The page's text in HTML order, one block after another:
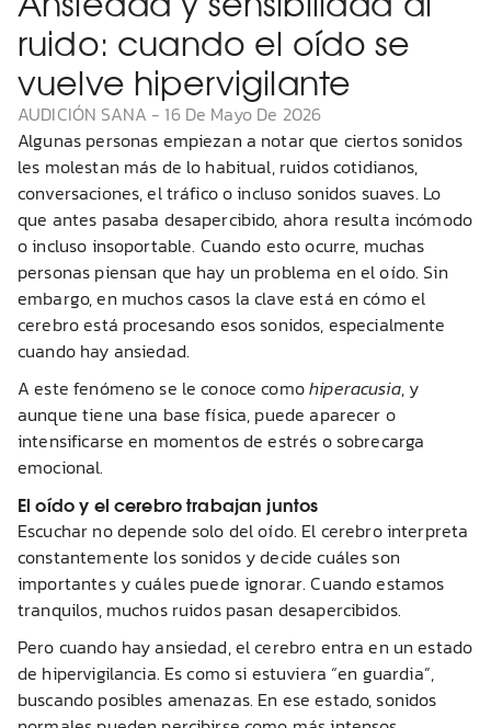
ruido: cuando el oído se
vuelve hipervigilante
AUDICIÓN SANA - 16 De Mayo De 2026
Algunas personas empiezan a notar que ciertos sonidos
les molestan más de lo habitual, ruidos cotidianos,
conversaciones, el tráfico o incluso sonidos suaves. Lo
que antes pasaba desapercibido, ahora resulta incómodo
o incluso insoportable. Cuando esto ocurre, muchas
personas piensan que hay un problema en el oído. Sin
embargo, en muchos casos la clave está en cómo el
cerebro está procesando esos sonidos, especialmente
cuando hay ansiedad.
A este fenómeno se le conoce comohiperacusia, y
aunque tiene una base física, puede aparecer o
intensificarse en momentos de estrés o sobrecarga
emocional.
El oído y el cerebro trabajan juntos
Escuchar no depende solo del oído. El cerebro interpreta
constantemente los sonidos y decide cuáles son
importantes y cuáles puede ignorar. Cuando estamos
tranquilos, muchos ruidos pasan desapercibidos.
Pero cuando hay ansiedad, el cerebro entra en un estado
de hipervigilancia. Es como si estuviera “en guardia”,
buscando posibles amenazas. En ese estado, sonidos